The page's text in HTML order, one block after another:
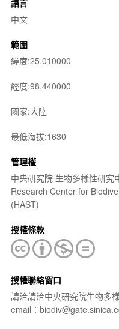
語言
中文
範圍
緯度:25.010000
經度:98.440000
國家:大陸
最低海拔:1630
管理權
中央研究院 生物多樣性研
Research Center for
(HAST)
授權條款
授權聯絡窗口
請洽請洽中央研究院生物多
email：